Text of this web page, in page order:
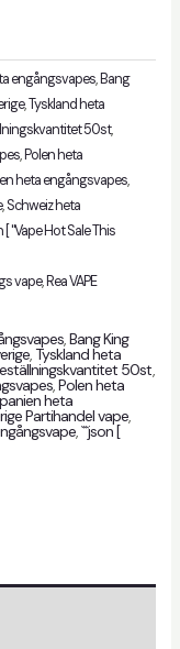
engångsvapes, Bang
,Tyskland heta
50st,
, Polen heta
heta engångsvapes,
,Schweiz heta
[ "Vape Hot Sale This
vape, Rea VAPE
,Bang King
,Tyskland heta
50st,
,Polen heta
heta
Partihandel vape,
,```json [